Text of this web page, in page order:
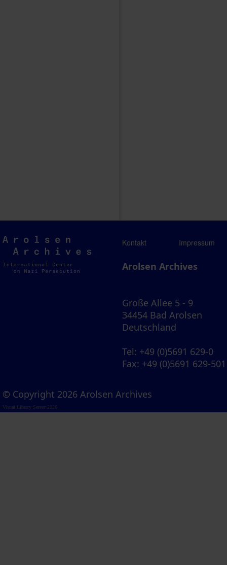
Arolsen
Archives
Kontakt Impressum
Arolsen Archives
Große Allee 5 - 9
34454 Bad Arolsen
Deutschland
Tel: +49 (0)5691 629-0
Fax: +49 (0)5691 629-501
© Copyright 2026 Arolsen Archives
Visual Library Server 2026